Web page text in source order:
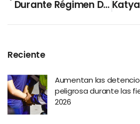
Durante Régimen De Excepción Se Contabilizan 37,000 Mil Capturados
Reciente
Aumentan las
peligrosa durante las
2026